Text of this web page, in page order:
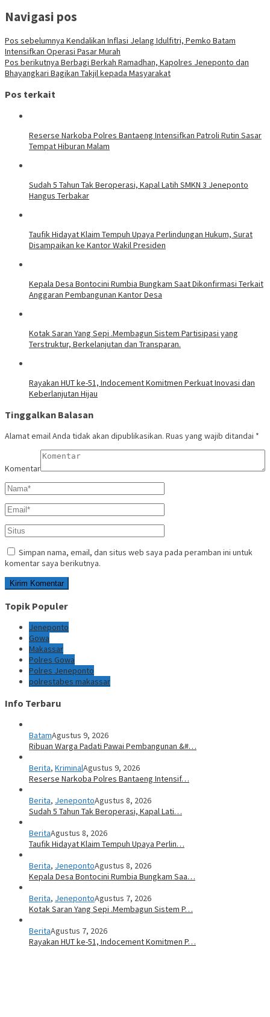
Navigasi pos
Pos sebelumnya Kendalikan Inflasi Jelang Idulfitri, Pemko Batam
Intensifkan Operasi Pasar Murah
Pos berikutnya Berbagi Berkah Ramadhan, Kapolres Jeneponto dan
Bhayangkari Bagikan Takjil kepada Masyarakat
Pos terkait
Reserse Narkoba Polres Bantaeng Intensifkan Patroli Rutin Sasar
Tempat Hiburan Malam
Sudah 5 Tahun Tak Beroperasi, Kapal Latih SMKN 3 Jeneponto
Hangus Terbakar
Taufik Hidayat Klaim Tempuh Upaya Perlindungan Hukum, Surat
Disampaikan ke Kantor Wakil Presiden
Kepala Desa Bontocini Rumbia Bungkam Saat Dikonfirmasi Terkait
Anggaran Pembangunan Kantor Desa
Kotak Saran Yang Sepi .Membagun Sistem Partisipasi yang
Terstruktur, Berkelanjutan dan Transparan.
Rayakan HUT ke-51, Indocement Komitmen Perkuat Inovasi dan
Keberlanjutan Hijau
Tinggalkan Balasan
Alamat email Anda tidak akan dipublikasikan. Ruas yang wajib ditandai *
Komentar
Simpan nama, email, dan situs web saya pada peramban ini untuk
komentar saya berikutnya.
Topik Populer
Jeneponto
Gowa
Makassar
Polres Gowa
Polres Jeneponto
polrestabes makassar
Info Terbaru
BatamAgustus 9, 2026
Ribuan Warga Padati Pawai Pembangunan &#…
Berita, KriminalAgustus 9, 2026
Reserse Narkoba Polres Bantaeng Intensif…
Berita, JenepontoAgustus 8, 2026
Sudah 5 Tahun Tak Beroperasi, Kapal Lati…
BeritaAgustus 8, 2026
Taufik Hidayat Klaim Tempuh Upaya Perlin…
Berita, JenepontoAgustus 8, 2026
Kepala Desa Bontocini Rumbia Bungkam Saa…
Berita, JenepontoAgustus 7, 2026
Kotak Saran Yang Sepi .Membagun Sistem P…
BeritaAgustus 7, 2026
Rayakan HUT ke-51, Indocement Komitmen P…